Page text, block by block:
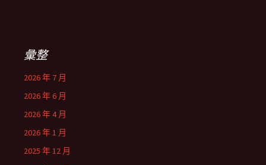
彙整
2026 年 7 月
2026 年 6 月
2026 年 4 月
2026 年 1 月
2025 年 12 月